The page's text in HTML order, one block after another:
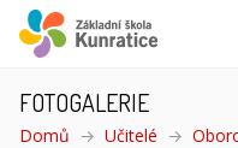
FOTOGALERIE
Domů Učitelé